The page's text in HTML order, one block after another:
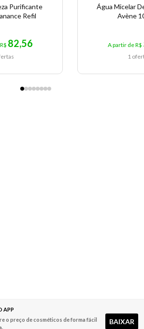
Purificante
Refil
82,56
Água Micelar
Avène
A partir de R$
1
APP
o preço de cosméticos de forma fácil
BAIXAR